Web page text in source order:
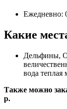
Ежедневно:
Какие
Дельфины,
вода теплая
Также можно
р.